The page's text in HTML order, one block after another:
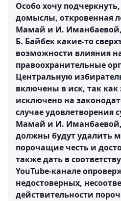
Особо хочу
домыслы, откровенная
Мамай и И.
Б. Байбек какие-то
возможности влияния
правоохранительные
Центральную
включены в иск, так как
исключено на
случае удовлетворения
Мамай и И.
должны будут удалить
порочащие честь и
также дать в
YouTube-канале
недостоверных,
действительности